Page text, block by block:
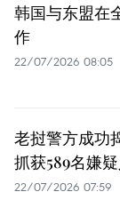
韩国与东盟在
作
22/07/2026 08:05
老挝警方成功
抓获589名嫌疑
22/07/2026 07:59